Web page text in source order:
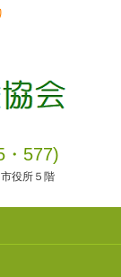
・577)
役所５階